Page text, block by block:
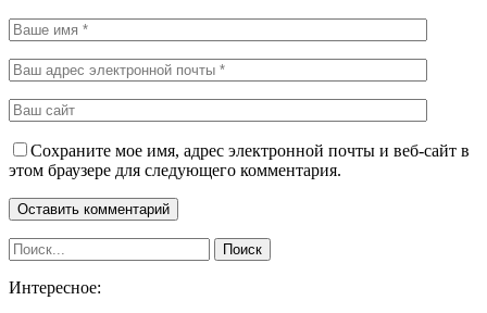
Сохраните мое имя, адрес электронной почты и веб-сайт в
этом браузере для следующего комментария.
Интересное: